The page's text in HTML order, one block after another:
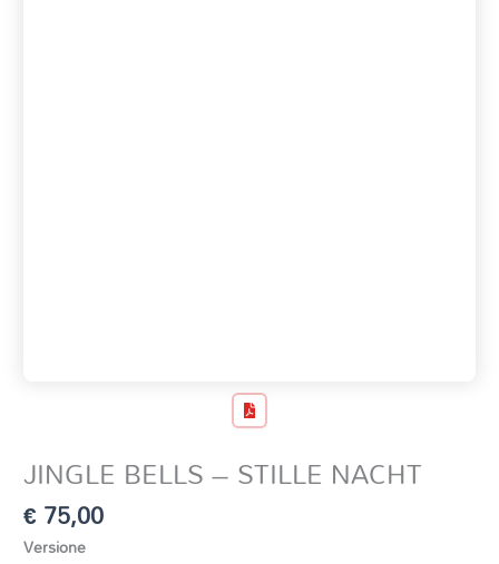
JINGLE BELLS – STILLE NACHT
€75,00
Versione